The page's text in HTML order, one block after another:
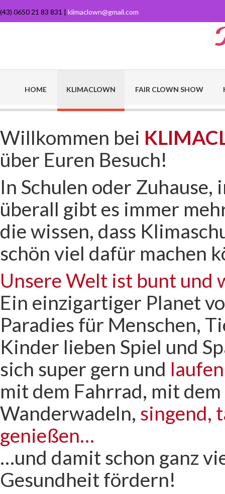
(43) 0650 21 83 831 | klimaclown@gmail.com
HOME KLIMACLOWN FAIR CLOWN SHOW
Willkommen bei
über Euren Besuch!
In Schulen oder
überall gibt es immer
die wissen, dass
schön viel dafür machen
Unsere Welt ist bunt und
Ein einzigartiger Planet
Paradies für Menschen,
Kinder lieben Spiel und
sich super gern und
mit dem Fahrrad, mit
Wanderwadeln, singend,
genießen…
…und damit schon ganz
Gesundheit fördern!